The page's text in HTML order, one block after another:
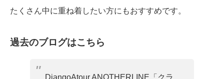
たくさん中に重ね着したい方にもおすすめです。
過去のブログはこちら
DjangoAtour ANOTHERLINE「クラ